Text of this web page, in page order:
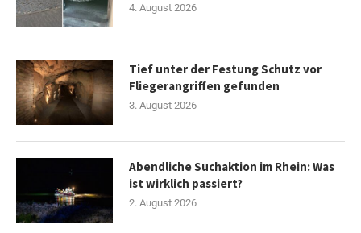
4. August 2026
Tief unter der Festung Schutz vor
Fliegerangriffen gefunden
3. August 2026
Abendliche Suchaktion im Rhein: Was
ist wirklich passiert?
2. August 2026